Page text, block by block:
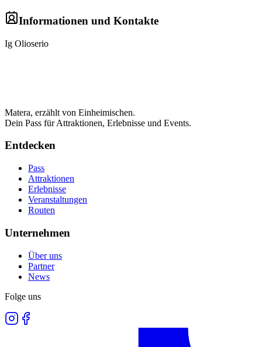
Informationen und Kontakte
Ig Olioserio
Matera, erzählt von Einheimischen.
Dein Pass für Attraktionen, Erlebnisse und Events.
Entdecken
Pass
Attraktionen
Erlebnisse
Veranstaltungen
Routen
Unternehmen
Über uns
Partner
News
Folge uns